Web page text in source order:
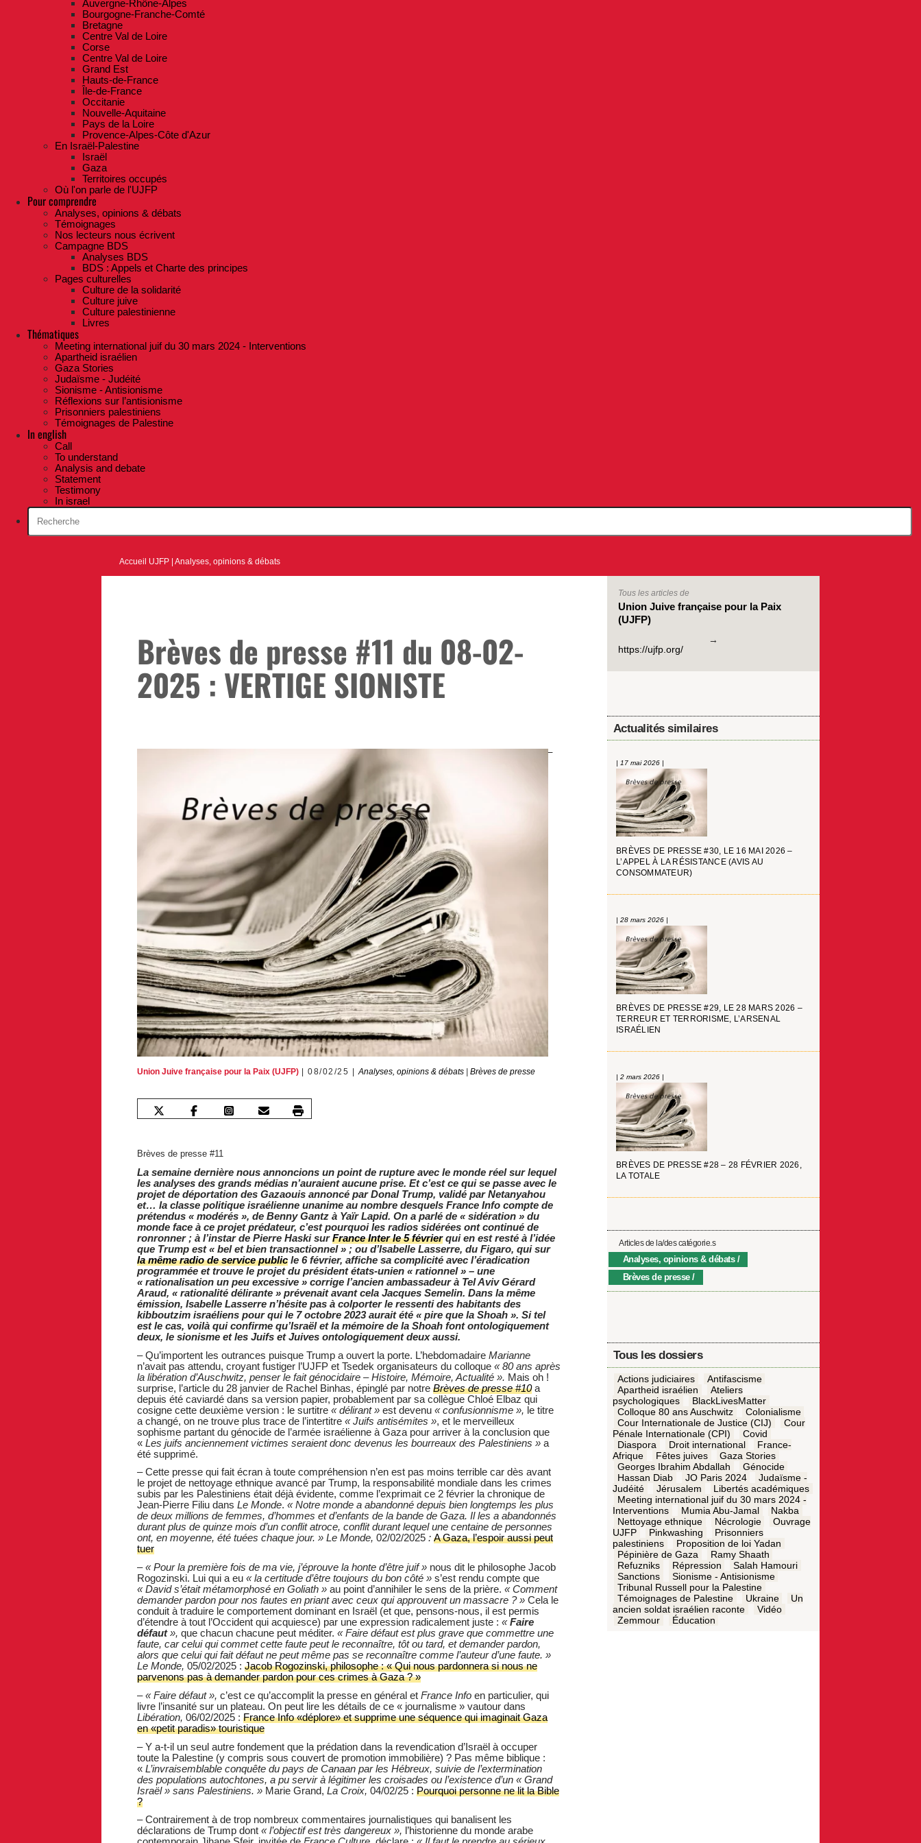
Auvergne-Rhône-Alpes
Bourgogne-Franche-Comté
Bretagne
Centre Val de Loire
Corse
Centre Val de Loire
Grand Est
Hauts-de-France
Île-de-France
Occitanie
Nouvelle-Aquitaine
Pays de la Loire
Provence-Alpes-Côte d'Azur
En Israël-Palestine
Israël
Gaza
Territoires occupés
Où l'on parle de l'UJFP
Pour comprendre
Analyses, opinions & débats
Témoignages
Nos lecteurs nous écrivent
Campagne BDS
Analyses BDS
BDS : Appels et Charte des principes
Pages culturelles
Culture de la solidarité
Culture juive
Culture palestinienne
Livres
Thématiques
Meeting international juif du 30 mars 2024 - Interventions
Apartheid israélien
Gaza Stories
Judaïsme - Judéité
Sionisme - Antisionisme
Réflexions sur l’antisionisme
Prisonniers palestiniens
Témoignages de Palestine
In english
Call
To understand
Analysis and debate
Statement
Testimony
In israel
Accueil UJFP |Analyses, opinions & débats
Brèves de presse #11 du 08-02-
2025 : VERTIGE SIONISTE
Union Juive française pour la Paix (UJFP) 08/02/25 Analyses, opinions & débats| Brèves de presse
Brèves de presse #11
La semaine dernière nous annoncions un point de rupture avec le monde réel sur lequel
les analyses des grands médias n’auraient aucune prise. Et c’est ce qui se passe avec le
projet de déportation des Gazaouis annoncé par Donal Trump, validé par Netanyahou
et… la classe politique israélienne unanime au nombre desquels France Info compte de
prétendus « modérés », de Benny Gantz à Yaïr Lapid. On a parlé de « sidération » du
monde face à ce projet prédateur, c’est pourquoi les radios sidérées ont continué de
ronronner ; à l’instar de Pierre Haski surFrance Inter le 5 févrierqui en est resté à l’idée
que Trump est « bel et bien transactionnel » ; ou d’Isabelle Lasserre, du Figaro, qui sur
la même radio de service publicle 6 février, affiche sa complicité avec l’éradication
programmée et trouve le projet du président états-unien « rationnel » – une
« rationalisation un peu excessive » corrige l’ancien ambassadeur à Tel Aviv Gérard
Araud, « rationalité délirante » prévenait avant cela Jacques Semelin. Dans la même
émission, Isabelle Lasserre n’hésite pas à colporter le ressenti des habitants des
kibboutzim israéliens pour qui le 7 octobre 2023 aurait été « pire que la Shoah ». Si tel
est le cas, voilà qui confirme qu’Israël et la mémoire de la Shoah font ontologiquement
deux, le sionisme et les Juifs et Juives ontologiquement deux aussi.
– Qu’importent les outrances puisque Trump a ouvert la porte. L’hebdomadaire Marianne
n’avait pas attendu, croyant fustiger l’UJFP et Tsedek organisateurs du colloque « 80 ans après
la libération d’Auschwitz, penser le fait génocidaire – Histoire, Mémoire, Actualité ». Mais oh !
surprise, l’article du 28 janvier de Rachel Binhas, épinglé par notre Brèves de presse #10a
depuis été caviardé dans sa version papier, probablement par sa collègue Chloé Elbaz qui
cosigne cette deuxième version : le surtitre « délirant »est devenu « confusionnisme », le titre
a changé, on ne trouve plus trace de l’intertitre « Juifs antisémites », et le merveilleux
sophisme partant du génocide de l’armée israélienne à Gaza pour arriver à la conclusion que
« Les juifs anciennement victimes seraient donc devenus les bourreaux des Palestiniens » a
été supprimé.
–Cette presse qui fait écran à toute compréhension n’en est pas moins terrible car dès avant
le projet de nettoyage ethnique avancé par Trump, la responsabilité mondiale dans les crimes
subis par les Palestiniens était déjà évidente, comme l’exprimait ce 2 février la chronique de
Jean-Pierre Filiu dans Le Monde. « Notre monde a abandonné depuis bien longtemps les plus
de deux millions de femmes, d’hommes et d’enfants de la bande de Gaza. Il les a abandonnés
durant plus de quinze mois d’un conflit atroce, conflit durant lequel une centaine de personnes
ont, en moyenne, été tuées chaque jour. » Le Monde, 02/02/2025: A Gaza, l’espoir aussi peut
tuer
–« Pour la première fois de ma vie, j’éprouve la honte d’être juif »nous dit le philosophe Jacob
Rogozinski. Lui qui a eu « la certitude d’être toujours du bon côté »s’est rendu compte que
« David s’était métamorphosé en Goliath » au point d’annihiler le sens de la prière. « Comment
demander pardon pour nos fautes en priant avec ceux qui approuvent un massacre ? » Cela le
conduit à traduire le comportement dominant en Israël (et que, pensons-nous, il est permis
d’étendre à tout l’Occident qui acquiesce) par une expression radicalement juste : «Faire
défaut», que chacun chacune peut méditer. « Faire défaut est plus grave que commettre une
faute, car celui qui commet cette faute peut le reconnaître, tôt ou tard, et demander pardon,
alors que celui qui fait défaut ne peut même pas se reconnaître comme l’auteur d’une faute. »
Le Monde, 05/02/2025 : Jacob Rogozinski, philosophe : « Qui nous pardonnera si nous ne
parvenons pas à demander pardon pour ces crimes à Gaza ? »
–« Faire défaut », c’est ce qu’accomplit la presse en général etFrance Info en particulier, qui
livre l’insanité sur un plateau. On peut lire les détails de ce « journalisme » vautour dans
Libération, 06/02/2025 : France Info «déplore» et supprime une séquence qui imaginait Gaza
en «petit paradis» touristique
–Y a-t-il un seul autre fondement que la prédation dans la revendication d’Israël à occuper
toute la Palestine (y compris sous couvert de promotion immobilière) ? Pas même biblique :
« L’invraisemblable conquête du pays de Canaan par les Hébreux, suivie de l’extermination
des populations autochtones, a pu servir à légitimer les croisades ou l’existence d’un « Grand
Israël » sans Palestiniens. » Marie Grand, La Croix, 04/02/25 : Pourquoi personne ne lit la Bible
?
– Contrairement à de trop nombreux commentaires journalistiques qui banalisent les
déclarations de Trump dont « l’objectif est très dangereux », l’historienne du monde arabe
Tous les articles de
Union Juive française pour la Paix
(UJFP)
https://ujfp.org/
Actualités similaires
| 17 mai 2026 |
BRÈVES DE PRESSE #30, LE 16 MAI 2026 –
L’APPEL À LA RÉSISTANCE (AVIS AU
CONSOMMATEUR)
| 28 mars 2026 |
BRÈVES DE PRESSE #29, LE 28 MARS 2026 –
TERREUR ET TERRORISME, L’ARSENAL
ISRAÉLIEN
| 2 mars 2026 |
BRÈVES DE PRESSE #28 – 28 FÉVRIER 2026,
LA TOTALE
Articles de la/des catégorie.s
Analyses, opinions & débats
Brèves de presse
Tous les dossiers
Actions judiciaires
Antifascisme
Apartheid israélien
Ateliers
psychologiques
BlackLivesMatter
Colloque 80 ans Auschwitz
Colonialisme
Cour Internationale de Justice (CIJ)
Cour
Pénale Internationale (CPI)
Covid
Diaspora
Droit international
France-
Afrique
Fêtes juives
Gaza Stories
Georges Ibrahim Abdallah
Génocide
Hassan Diab
JO Paris 2024
Judaïsme -
Judéité
Jérusalem
Libertés académiques
Meeting international juif du 30 mars 2024 -
Interventions
Mumia Abu-Jamal
Nakba
Nettoyage ethnique
Nécrologie
Ouvrage
UJFP
Pinkwashing
Prisonniers
palestiniens
Proposition de loi Yadan
Pépinière de Gaza
Ramy Shaath
Refuzniks
Répression
Salah Hamouri
Sanctions
Sionisme - Antisionisme
Tribunal Russell pour la Palestine
Témoignages de Palestine
Ukraine
Un
ancien soldat israélien raconte
Vidéo
Zemmour
Éducation